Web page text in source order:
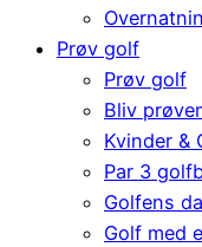
Prøv golf
Prøv golf
Bliv
Kvinder &
Par 3
Golfens
Golf med